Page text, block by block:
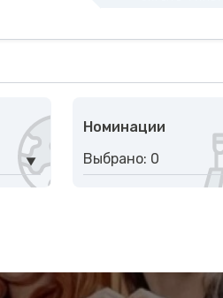
Номинации
Выбрано: 0